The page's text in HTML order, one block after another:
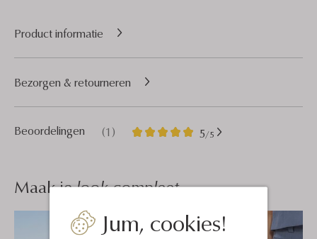
Jum, cookies!
Product informatie
Beoordelingen (1) 5/5
1
5
Bezorgen & retourneren
Maak jelook compleet